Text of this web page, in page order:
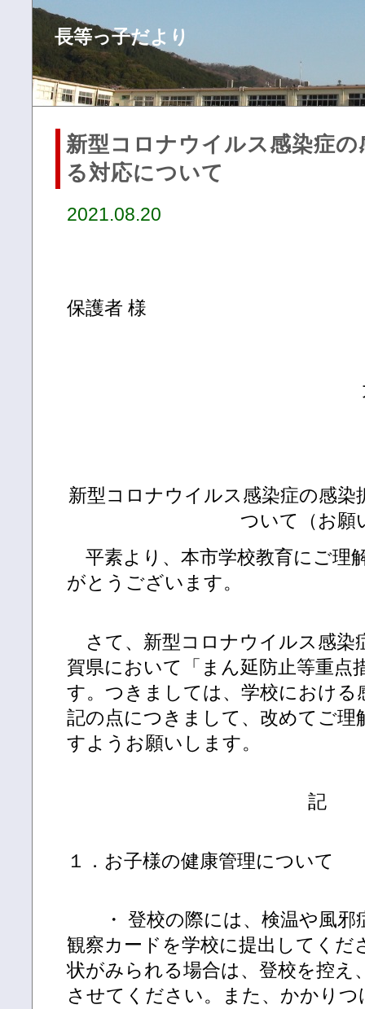
長等っ子だより
新型コロナウイルス感染症
る対応について
2021.08.20
保護者 様
新型コロナウイルス感染症の感染
ついて（お願
平素より、本市学校教育にご理
がとうございます。
さて、新型コロナウイルス感染
賀県において「まん延防止等重点
す。つきましては、学校における
記の点につきまして、改めてご理
すようお願いします。
記
１．お子様の健康管理について
・ 登校の際には、検温や風邪
観察カードを学校に提出してくだ
状がみられる場合は、登校を控え
させてください。また、かかり